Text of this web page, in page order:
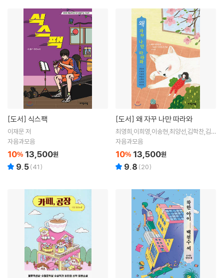
[도서] 식스팩
이재문 저
자음과모음
10% 13,500원
9.5(41)
[도서] 왜 자꾸 나만 따라와
최영희,이희영,이송현,최양선,김학찬,김선
희,한정영 저
자음과모음
10% 13,500원
9.8 (20)